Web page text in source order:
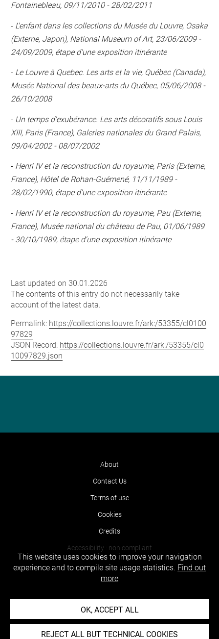
Fontainebleau, 09/11/2010 - 28/02/2011
- L'enfant dans les collections du Musée du Louvre, Osaka
(Externe, Japon), National Museum of Art, 23/06/2009 -
24/09/2009, étape d'une exposition itinérante
- Le Louvre à Quebec. Les arts et la vie, Québec (Canada),
Musée National des beaux-arts du Québec, 05/06/2008 -
26/10/2008
- Un temps d'exubérance. Les arts décoratifs sous Louis
XIII, Paris (France), Galeries nationales du Grand Palais,
09/04/2002 - 08/07/2002
- Henri IV et la reconstruction du royaume, Paris (Externe,
France), Hôtel de Rohan-Guémené, 11/11/1989 -
28/02/1990, étape d'une exposition itinérante
- Henri IV et la reconstruction du royaume, Pau (Externe,
France), Musée national du château de Pau, 01/06/1989
- 30/10/1989, étape d'une exposition itinérante
Last updated on 30.01.2026
The contents of this entry do not necessarily take
account of the latest data.
Permalink: https://collections.louvre.fr/ark:/53355/cl0100
97829
JSON Record: https://collections.louvre.fr/ark:/53355/cl0
10097829.json
About
Contact Us
Terms of use
Cookies
Credits
Accessibility : non compliant
This website uses cookies to improve your navigation
experience and to compile site usage statistics. Find out
more
OK, ACCEPT ALL
REJECT ALL BUT TECHNICAL COOKIES